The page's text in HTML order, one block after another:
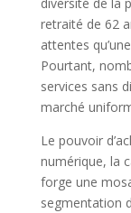
retraité de 62
attentes
Pourtant,
services sans
marché
Le pouvoir
numérique, la
forge une
segmentation